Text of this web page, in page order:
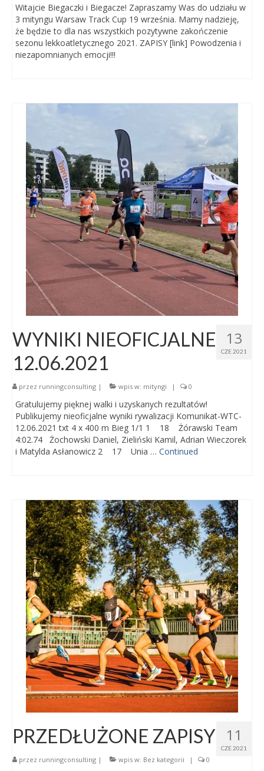
Witajcie Biegaczki i Biegacze! Zapraszamy Was do udziału w
3 mityngu Warsaw Track Cup 19 września. Mamy nadzieję,
że będzie to dla nas wszystkich pozytywne zakończenie
sezonu lekkoatletycznego 2021. ZAPISY [link] Powodzenia i
niezapomnianych emocji!!!
13
CZE 2021
WYNIKI NIEOFICJALNE
12.06.2021
przez runningconsulting | wpis w: mityngi | 0
Gratulujemy pięknej walki i uzyskanych rezultatów!
Publikujemy nieoficjalne wyniki rywalizacji Komunikat-WTC-
12.06.2021 txt 4 x 400 m Bieg 1/1 1 18 Żórawski Team
4:02.74 Żochowski Daniel, Zieliński Kamil, Adrian Wieczorek
i Matylda Asłanowicz 2 17 Unia … Continued
11
CZE 2021
PRZEDŁUŻONE ZAPISY
przez runningconsulting | wpis w: Bez kategorii | 0